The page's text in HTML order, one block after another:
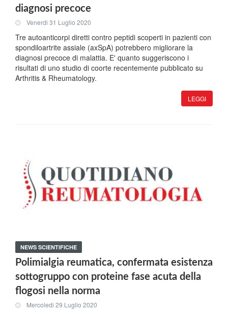
diagnosi precoce
Venerdi 31 Luglio 2020
Tre autoanticorpi diretti contro peptidi scoperti in pazienti con
spondiloartrite assiale (axSpA) potrebbero migliorare la
diagnosi precoce di malattia. E' quanto suggeriscono i
risultati di uno studio di coorte recentemente pubblicato su
Arthritis & Rheumatology.
LEGGI
NEWS SCIENTIFICHE
Polimialgia reumatica, confermata esistenza
sottogruppo con proteine fase acuta della
flogosi nella norma
Mercoledi 29 Luglio 2020